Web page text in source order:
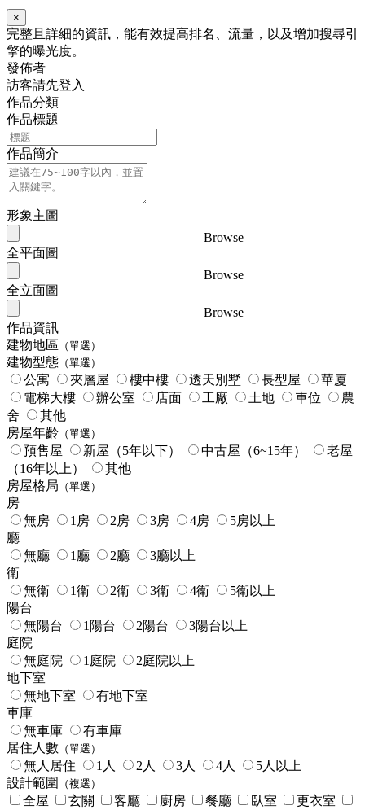
×
完整且詳細的資訊，能有效提高排名、流量，以及增加搜尋引
擎的曝光度。
發佈者
訪客請先登入
作品分類
作品標題
作品簡介
形象主圖
Browse
全平面圖
Browse
全立面圖
Browse
作品資訊
建物地區 （單選）
建物型態 （單選）
公寓 夾層屋 樓中樓 透天別墅 長型屋
華廈
電梯大樓
辦公室 店面 工廠 土地 車位
農
舍
其他
房屋年齡 （單選）
預售屋 新屋（5年以下） 中古屋（6~15年）
老屋
（16年以上）
其他
房屋格局 （單選）
房
無房
1房 2房 3房 4房
5房以上
廳
無廳
1廳 2廳
3廳以上
衛
無衛
1衛 2衛 3衛 4衛
5衛以上
陽台
無陽台
1陽台 2陽台
3陽台以上
庭院
無庭院
1庭院
2庭院以上
地下室
無地下室
有地下室
車庫
無車庫
有車庫
居住人數 （單選）
無人居住 1人 2人 3人 4人
5人以上
設計範圍
（複選）
全屋 玄關 客廳 廚房 餐廳 臥室
更衣室